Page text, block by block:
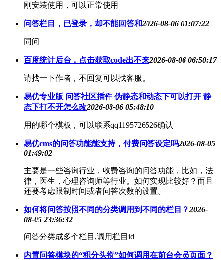
刚安装使用，可以正常使用
问答栏目，已登录，却不能回答和2026-08-06 01:07:22
同问
百度统计后台，点击获取code出不来2026-08-06 06:50:17
请找一下作者，不回复可以找客服。
易优专业版 问答社区插件 伪静态和动态下可以打开 静
态下打不开怎么改2026-08-06 05:48:10
用的哪个模板，可以联系qq1195726526确认
易优cms的问答功能能支持，付费问答设定吗2026-08-05
01:49:02
主要是一些咨询行业，收费咨询的问答功能，比如，法
律，医生，心理咨询师等行业。如何实现比较好？而且
还要考虑限制时间或者问答次数的设置。
如何将问答按照不同的分类调用到不同的栏目？2026-
08-05 23:36:32
问答分类成多个栏目,调用栏目id
内置问答模块的“积分头衔”如何调用在前台会员页面？